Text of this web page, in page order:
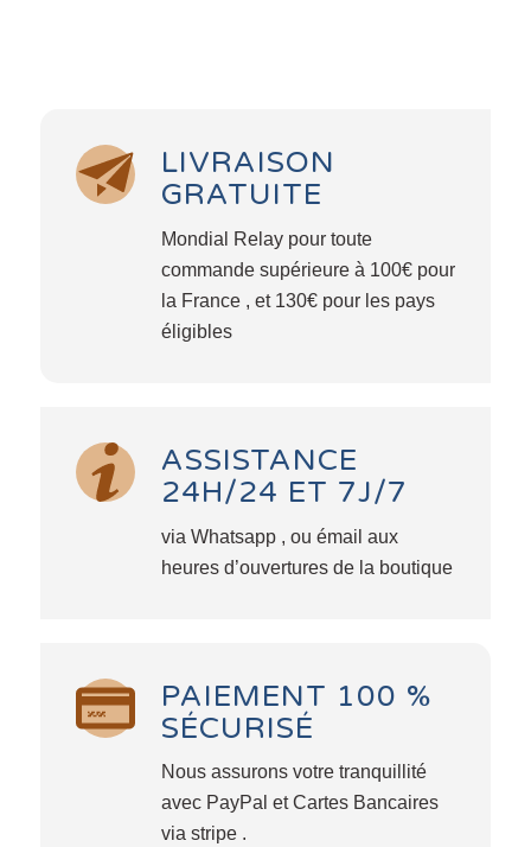
LIVRAISON
GRATUITE
Mondial Relay pour toute
commande supérieure à 100€ pour
la France , et 130€ pour les pays
éligibles
ASSISTANCE
24H/24 ET 7J/7
via Whatsapp , ou émail aux
heures d’ouvertures de la boutique
PAIEMENT 100 %
SÉCURISÉ
Nous assurons votre tranquillité
avec PayPal et Cartes Bancaires
via stripe .